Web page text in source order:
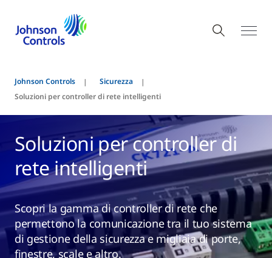
Johnson Controls
Sicurezza
Soluzioni per controller di rete intelligenti
Soluzioni per controller di
rete intelligenti
Scopri la gamma di controller di rete che
permettono la comunicazione tra il tuo sistema
di gestione della sicurezza e migliaia di porte,
finestre, scale e altro.